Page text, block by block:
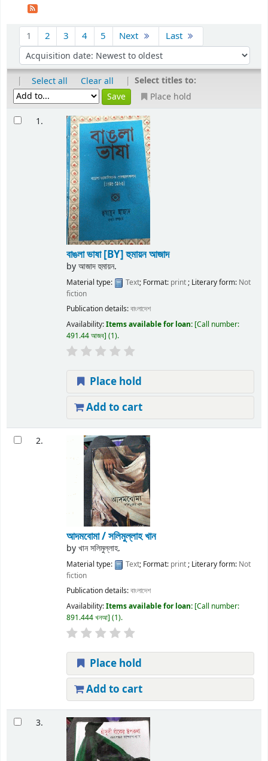
1 2 3 4 5 Next Last
| Select all Clear all | Select titles to:
Place hold
1.
বাঙলা ভাষা[BY] হুমায়ন আজাদ
byআজাদ হুমায়ন.
Material type: Text; Format: print; Literary form: Not
fiction
Publication details:বাংলাদেশ
Availability:Items available for loan: Call number:
491.44 আজব (1).
Place hold
Add to cart
2.
আদমবোমা /সলিমুল্লাহ খান
byখান সলিমুল্লাহ.
Material type: Text; Format: print; Literary form: Not
fiction
Publication details:বাংলাদেশ
Availability:Items available for loan: Call number:
891.444 খনআ (1).
Place hold
Add to cart
3.